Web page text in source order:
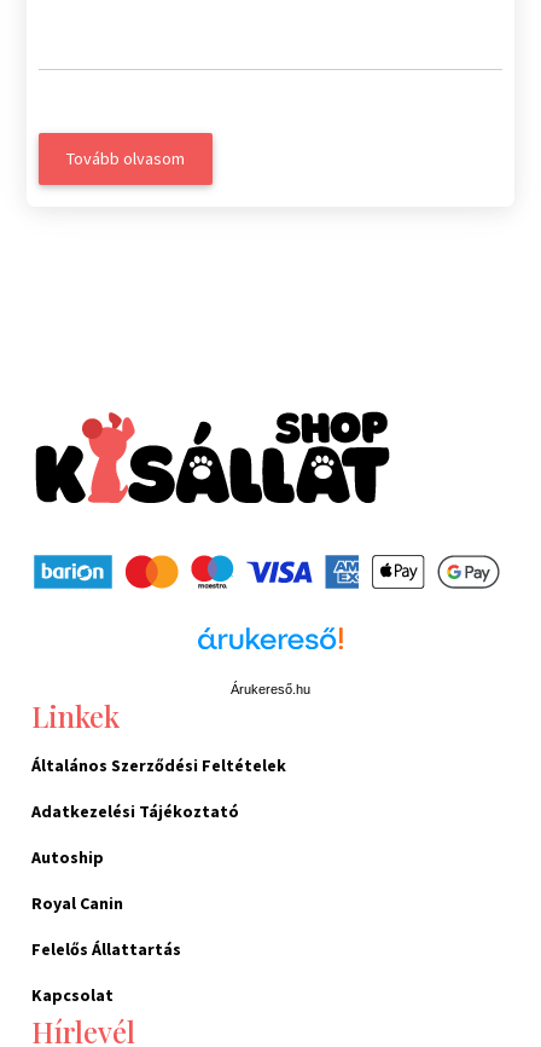
Tovább olvasom
Árukereső.hu
Linkek
Általános Szerződési Feltételek
Adatkezelési Tájékoztató
Autoship
Royal Canin
Felelős Állattartás
Kapcsolat
Hírlevél